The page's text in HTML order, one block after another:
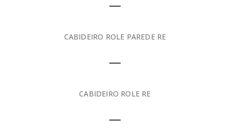
CABIDEIRO ROLE PAREDE RE
CABIDEIRO ROLE RE